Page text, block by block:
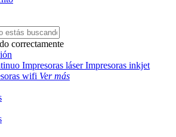
correctamente
Impresoras láserImpresoras inkjet
wifi Ver más